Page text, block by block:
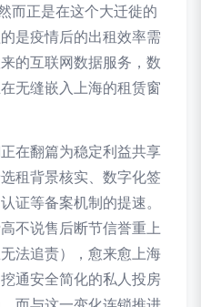
而正是在这个大迁徙的
是疫情后的出租效率需
的互联网数据服务，数
无缝嵌入上海的租赁窗
在翻篇为稳定利益共享
租背景核实、数字化签
证等备案机制的提速。
不说售后断节信誉重上
法追责），愈来愈上海
通安全简化的私人投房